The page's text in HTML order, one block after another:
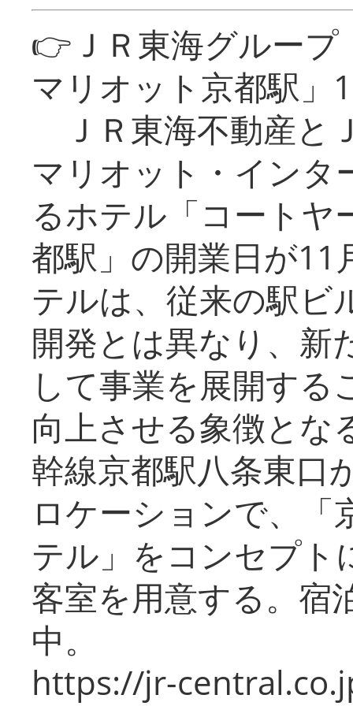
👉ＪＲ東海グルー
マリオット京都駅」
ＪＲ東海不動産と
マリオット・インタ
るホテル「コートヤ
都駅」の開業日が11
テルは、従来の駅ビ
開発とは異なり、新
して事業を展開する
向上させる象徴とな
幹線京都駅八条東口
ロケーションで、「
テル」をコンセプト
客室を用意する。宿
中。
https://jr-